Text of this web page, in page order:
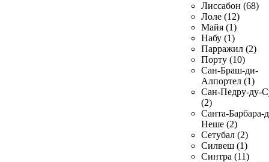
Лиссабон (68)
Лоле (12)
Майя (1)
Набу (1)
Парражил (2)
Порту (10)
Сан-Браш-ди-
Алпортел (1)
Сан-Педру-ду-
(2)
Санта-Барбара-
Неше (2)
Сетубал (2)
Силвеш (1)
Синтра (11)